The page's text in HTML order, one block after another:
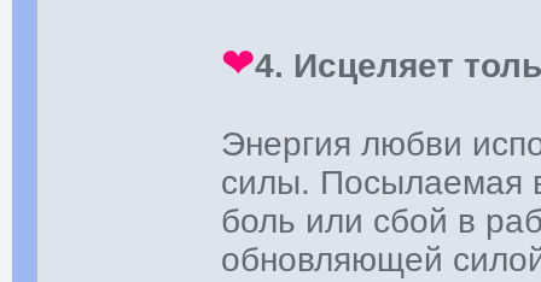
❤4. Исцеляет
Энергия любви
силы. Посылаемая
боль или сбой в
обновляющей